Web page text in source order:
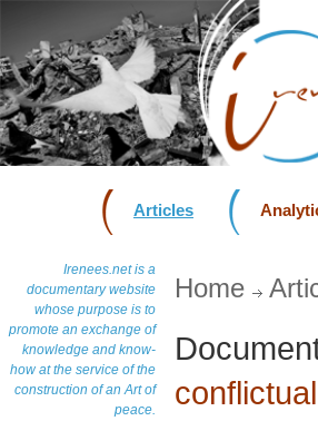
Articles
Irenees.net is a
documentary website
whose purpose is to
promote an exchange of
knowledge and know-
how at the service of the
construction of an Art of
peace.
Home